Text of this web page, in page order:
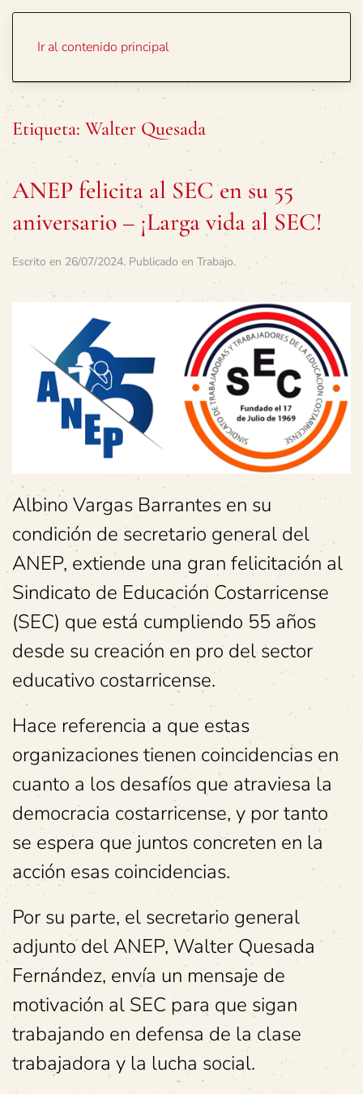
Ir al contenido principal
Etiqueta: Walter Quesada
ANEP felicita al SEC en su 55
aniversario – ¡Larga vida al SEC!
Escrito en 26/07/2024. Publicado en Trabajo.
Albino Vargas Barrantes en su
condición de secretario general del
ANEP, extiende una gran felicitación al
Sindicato de Educación Costarricense
(SEC) que está cumpliendo 55 años
desde su creación en pro del sector
educativo costarricense.
Hace referencia a que estas
organizaciones tienen coincidencias en
cuanto a los desafíos que atraviesa la
democracia costarricense, y por tanto
se espera que juntos concreten en la
acción esas coincidencias.
Por su parte, el secretario general
adjunto del ANEP, Walter Quesada
Fernández, envía un mensaje de
motivación al SEC para que sigan
trabajando en defensa de la clase
trabajadora y la lucha social.